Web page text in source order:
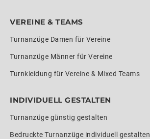
VEREINE & TEAMS
Turnanzüge Damen für Vereine
Turnanzüge Männer für Vereine
Turnkleidung für Vereine & Mixed Teams
INDIVIDUELL GESTALTEN
Turnanzüge günstig gestalten
Bedruckte Turnanzüge individuell gestalten